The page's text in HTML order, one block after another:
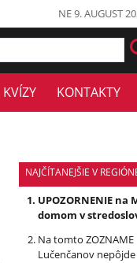
NE 9. AUGUST
KVÍZY KONTAKTY
NAJČÍTANEJŠIE V
UPOZORNENIE na
domom v
Na tomto
Lučenčanov nepôjde